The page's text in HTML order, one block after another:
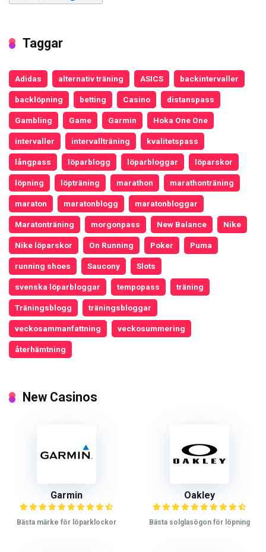
Taggar
Adidas alternativ träning ASICS backintervaller
backlöpning betting Casino distanspass
Gambling Game Garmin Hoka One One
intervaller intervallträning kvalitetspass
långpass löparblogg löparbloggar löparskor
löpning löpträning marathon marathonträning
maraton maratonblogg maratonbloggar
Maratonträning morgonpass New Balance Nike
Nike löparskor On Running Poker Puma
running shoes Saucony Slots
svenska löparbloggar tempopass träning
Träningsblogg träningsbloggar
veckosammanfattning veckosummering
återhämtning
New Casinos
Garmin
Bästa märke för löparklockor
Oakley
Bästa solglasögon för löpning